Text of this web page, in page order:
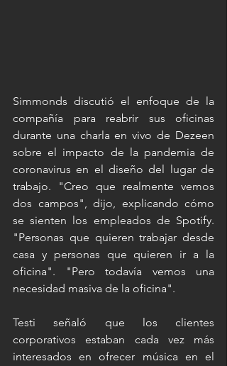
Simmonds discutió el enfoque de la
compañía para reabrir sus oficinas
durante una charla en vivo de Dezeen
sobre el impacto de la pandemia de
coronavirus en el diseño del lugar de
trabajo. "Creo que realmente vemos
dos campos", dijo, explicando cómo
se sienten los empleados de Spotify.
"Personas que quieren trabajar desde
casa y personas que quieren ir a la
oficina". "Pero todavía vemos una
necesidad masiva de la oficina".
Testi señaló que los clientes
corporativos estaban cada vez más
interesados ​​en ofrecer música en el